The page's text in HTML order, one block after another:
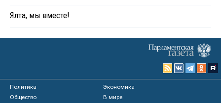
Ялта, мы вместе!
Политика
Экономика
Общество
В мире